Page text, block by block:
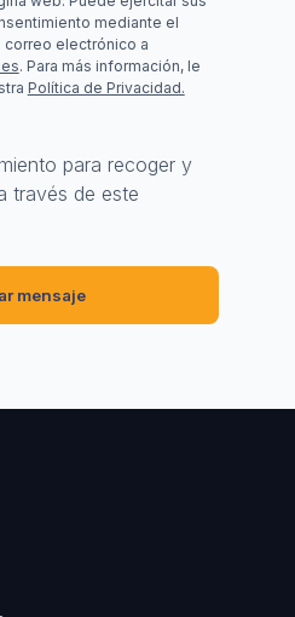
mediante el
correo electrónico a
. Para más información, le
Política de Privacidad.
para recoger y
través de este